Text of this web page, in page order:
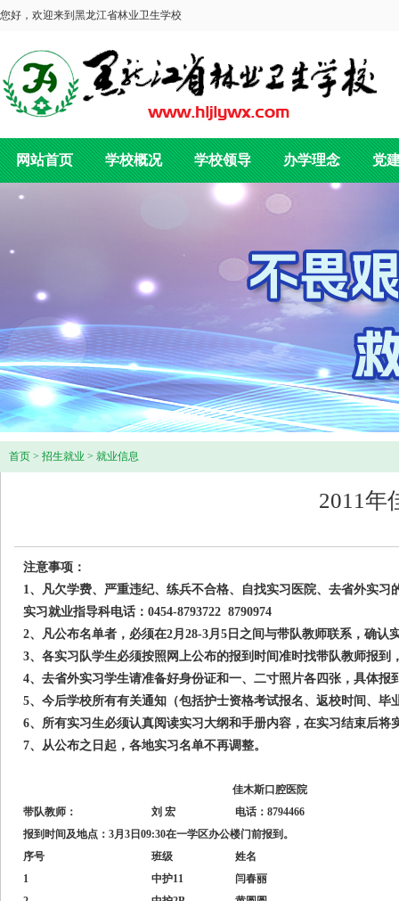
您好，欢迎来到黑龙江省林业卫生学校
网站首页 学校概况 学校领导 办学理念 党
首页 > 招生就业 > 就业信息
2011年
注意事项：
1、 凡欠学费、严重违纪、练兵不合格、自找实习医院、去省外实
实习就业指导科电话：0454-8793722 8790974
2、 凡公布名单者，必须在2月28-3月5日之间与带队教师联系，确认
3、 各实习队学生必须按照网上公布的报到时间准时找带队教师报
4、去省外实习学生请准备好身份证和一、二寸照片各四张，具体
5、今后学校所有有关通知（包括护士资格考试报名、返校时间、毕
6、所有实习生必须认真阅读实习大纲和手册内容，在实习结束后
7、从公布之日起，各地实习名单不再调整。
佳木斯口腔医院
带队教师：
刘 宏
电话：8794466
报到时间及地点：3月3日09:30在一学区办公楼门前报到。
序号
班级
姓名
1
中护11
闫春丽